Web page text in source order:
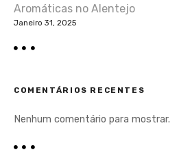
Aromáticas no Alentejo
Janeiro 31, 2025
COMENTÁRIOS RECENTES
Nenhum comentário para mostrar.